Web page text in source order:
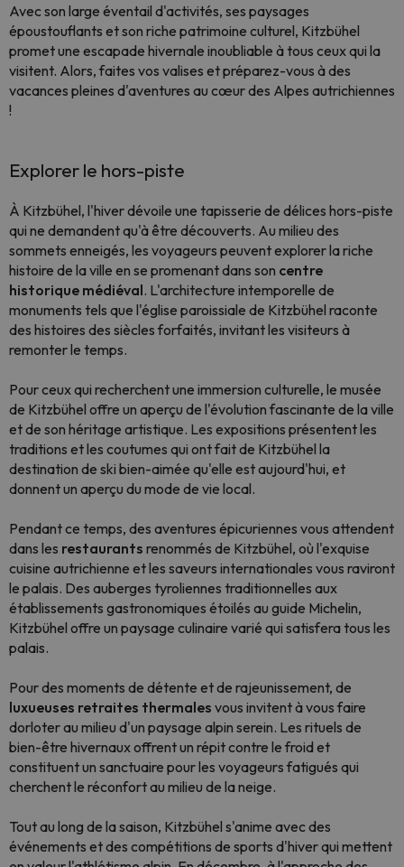
Avec son large éventail d'activités, ses paysages
époustouflants et son riche patrimoine culturel, Kitzbühel
promet une escapade hivernale inoubliable à tous ceux qui la
visitent. Alors, faites vos valises et préparez-vous à des
vacances pleines d'aventures au cœur des Alpes autrichiennes
!
Explorer le hors-piste
À Kitzbühel, l'hiver dévoile une tapisserie de délices hors-piste
qui ne demandent qu'à être découverts. Au milieu des
sommets enneigés, les voyageurs peuvent explorer la riche
histoire de la ville en se promenant dans son centre
historique médiéval. L'architecture intemporelle de
monuments tels que l'église paroissiale de Kitzbühel raconte
des histoires des siècles forfaités, invitant les visiteurs à
remonter le temps.
Pour ceux qui recherchent une immersion culturelle, le musée
de Kitzbühel offre un aperçu de l'évolution fascinante de la ville
et de son héritage artistique. Les expositions présentent les
traditions et les coutumes qui ont fait de Kitzbühel la
destination de ski bien-aimée qu'elle est aujourd'hui, et
donnent un aperçu du mode de vie local.
Pendant ce temps, des aventures épicuriennes vous attendent
dans les restaurants renommés de Kitzbühel, où l'exquise
cuisine autrichienne et les saveurs internationales vous raviront
le palais. Des auberges tyroliennes traditionnelles aux
établissements gastronomiques étoilés au guide Michelin,
Kitzbühel offre un paysage culinaire varié qui satisfera tous les
palais.
Pour des moments de détente et de rajeunissement, de
luxueuses retraites thermales vous invitent à vous faire
dorloter au milieu d'un paysage alpin serein. Les rituels de
bien-être hivernaux offrent un répit contre le froid et
constituent un sanctuaire pour les voyageurs fatigués qui
cherchent le réconfort au milieu de la neige.
Tout au long de la saison, Kitzbühel s'anime avec des
événements et des compétitions de sports d'hiver qui mettent